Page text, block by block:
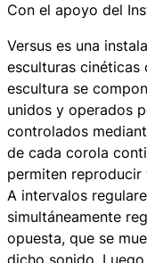
Con el apoyo del
Versus es una
esculturas cinéticas
escultura se
unidos y operados
controlados
de cada corola
permiten
A intervalos
simultáneamente
opuesta, que se